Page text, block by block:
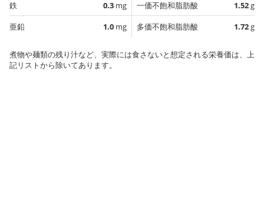
鉄
0.3 mg
亜鉛
1.0 mg
一価不飽和脂肪酸
1.52g
多価不飽和脂肪酸
1.72g
煮物や麺類の残り汁など、実際には食さないと想定される栄養価は、上
記リストから除いてあります。